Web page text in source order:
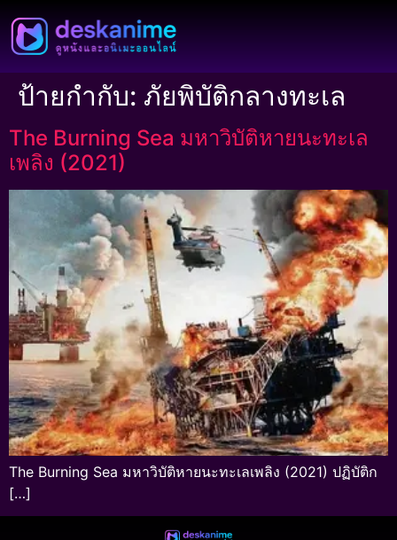
ป้ายกำกับ: ภัยพิบัติกลางทะเล
The Burning Sea มหาวิบัติหายนะทะเล
เพลิง (2021)
The Burning Sea มหาวิบัติหายนะทะเลเพลิง (2021) ปฏิบัติก
[…]